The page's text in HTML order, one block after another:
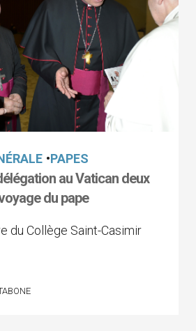
•PAPES
au Vatican deux
du pape
du Collège Saint-Casimir